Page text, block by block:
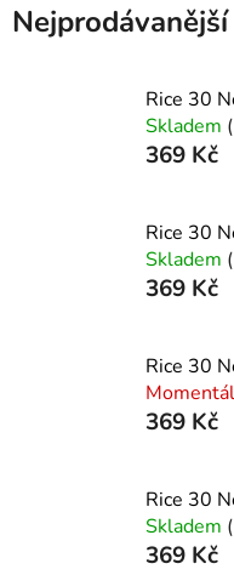
Nejprodávanější
Rice 30
Skladem
369 Kč
Rice 30
Skladem
369 Kč
Rice 30
369 Kč
Rice 30
Skladem
369 Kč